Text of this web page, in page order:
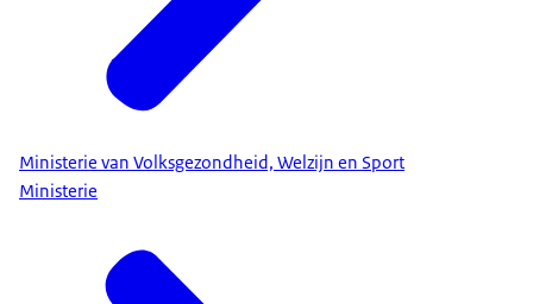
Ministerie van Volksgezondheid, Welzijn en Sport
Ministerie